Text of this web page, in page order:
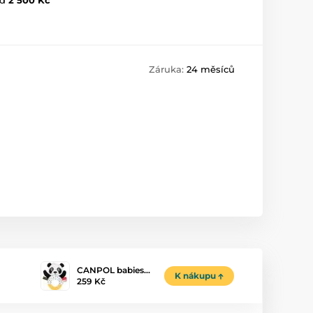
Záruka: 24 měsíců
CANPOL babies…
259 Kč
K nákupu